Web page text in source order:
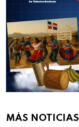
MÁS NOTICIAS